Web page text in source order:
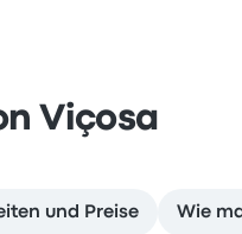
Viçosa
und Preise Wie